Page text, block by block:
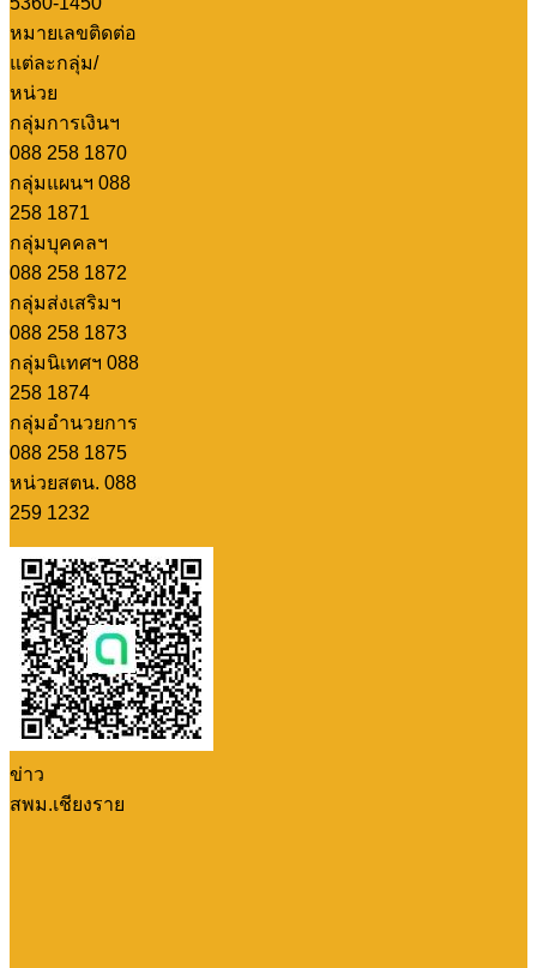
หมายเลขติดต่อ
แต่ละกลุ่ม/
หน่วย
กลุ่มการเงินฯ
088 258 1870
กลุ่มแผนฯ 088
258 1871
กลุ่มบุคคลฯ
088 258 1872
กลุ่มส่งเสริมฯ
088 258 1873
กลุ่มนิเทศฯ 088
258 1874
กลุ่มอำนวยการ
088 258 1875
หน่วยสตน. 088
259 1232
ข่าว
สพม.เชียงราย